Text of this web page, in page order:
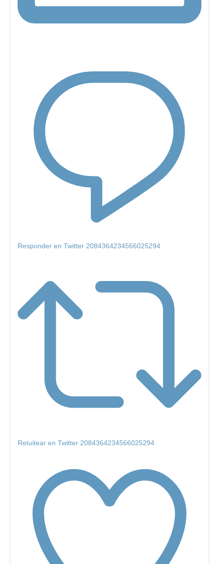
Responder en Twitter 2084364234566025294
Retuitear en Twitter 2084364234566025294